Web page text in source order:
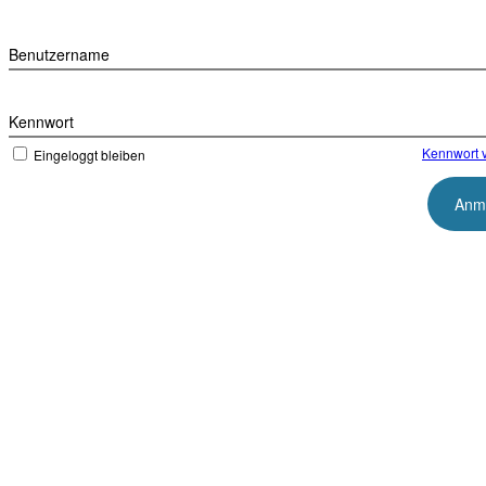
Benutzername
Kennwort
Eingeloggt bleiben Kennwort